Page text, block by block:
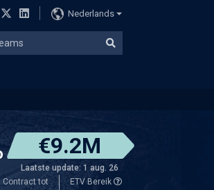
Nederlands
€9.2M
Laatste update: 1 aug. 26
Contract tot
ETV Bereik